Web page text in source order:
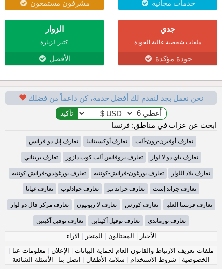
خدمات مجانية مشرفون مستمعون
جدي
ملفات شخصية عالية الجودة
جودة مؤكدة
الزوار
كثير الزيارة
الأفضل
نحن نعمل بجد لنقدم لك أفضل خدمة، كن داعماً من فضلك
ابحث عن عزاب في مناطق: فرنسا
تعارف أوفيرن-رون-ألب تعارف أوكسيتانيا تعارف إيل دو فرانس
تعارف باي دو لا لوار تعارف بروفانس ألب كوت دازور تعارف بريتاني
تعارف بلاد اللوار تعارف بورغون-فرانش-كونتيه تعارف بورغوندي-فرانش كونتيه
تعارف جراند إست تعارف جراند تير تعارف جوادلوب تعارف غيانا
تعارف فرنسا العليا تعارف كورس تعارف لا ريونيون تعارف مركز فال دو لوار
تعارف نورماندي تعارف نوفيل آكيتاين تعارف نوفيل آكيتين
الأخبار | المحتالون | المتجر | الآراء
ملفات تعريف الارتباط والقانون العام لحماية البيانات | الإعلان | معلومات عنا |
الخصوصية | شروط الاستخدام | سلامة الأطفال | اتصل بنا | الأسئلة الشائعة